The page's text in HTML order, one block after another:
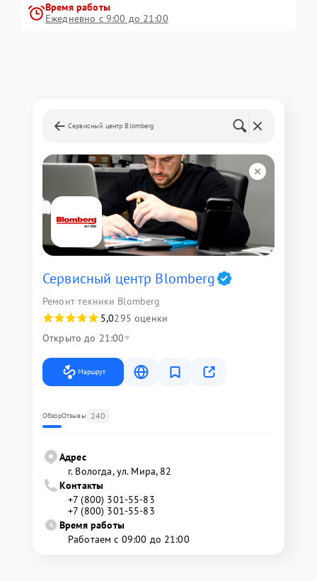
Время работы
Ежедневно с 9:00 до 21:00
Сервисный центр Blomberg
Сервисный центр Blomberg
Ремонт техники Blomberg
5,0295 оценки
Открыто до 21:00
Маршрут
ОбзорОтзывы 240
Адрес
г. Вологда, ул. Мира, 82
Контакты
+7 (800) 301-55-83
+7 (800) 301-55-83
Время работы
Работаем с 09:00 до 21:00